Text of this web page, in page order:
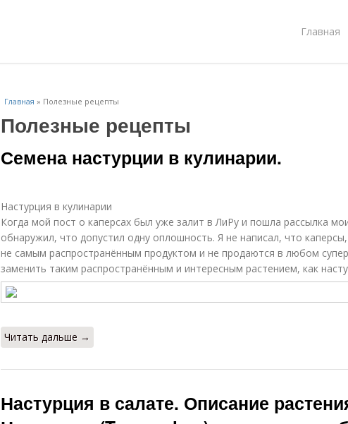
Главная
Главная » Полезные рецепты
Полезные рецепты
Семена настурции в кулинарии.
Настурция в кулинарии
Когда мой пост о каперсах был уже залит в ЛиРу и пошла рассылка
обнаружил, что допустил одну оплошность. Я не написал, что
не самым распространённым продуктом и не продаются в любом
заменить таким распространённым и интересным растением, как
Читать дальше →
Настурция в салате. Описание